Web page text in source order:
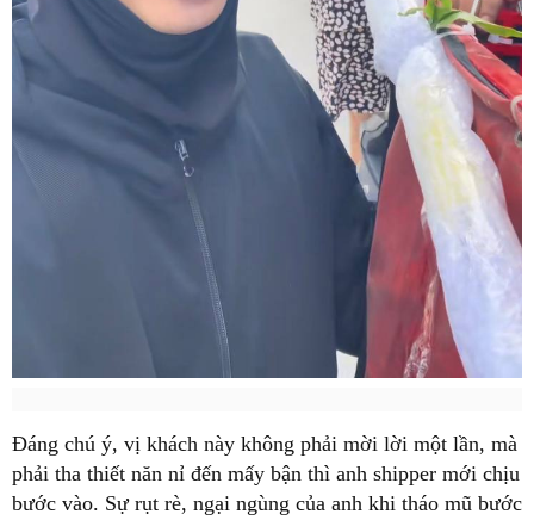
Đáng chú ý, vị khách này không phải mời lời một lần, mà
phải tha thiết năn nỉ đến mấy bận thì anh shipper mới chịu
bước vào. Sự rụt rè, ngại ngùng của anh khi tháo mũ bước